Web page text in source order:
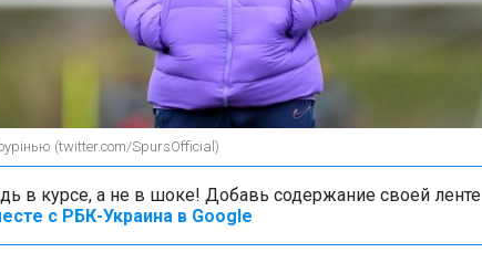
(twitter.com/SpursOfficial)
в курсе, а не в шоке! Добавь содержание своей ленте
с РБК-Украина в Google